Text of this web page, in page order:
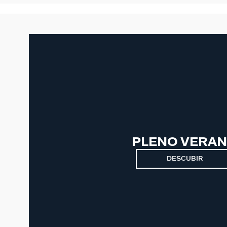
PLENO
DESCUBIR